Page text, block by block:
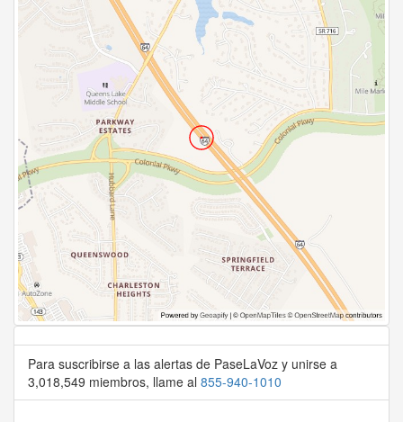
Para suscribirse a las alertas de PaseLaVoz y unirse a
3,018,549 miembros, llame al 855-940-1010